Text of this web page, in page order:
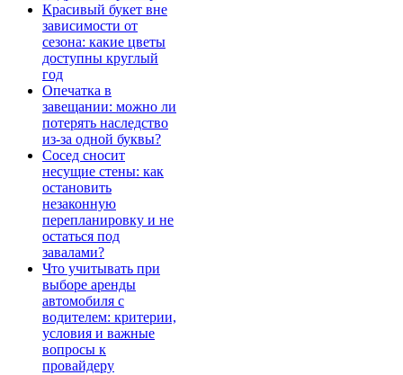
Красивый букет вне
зависимости от
сезона: какие цветы
доступны круглый
год
Опечатка в
завещании: можно ли
потерять наследство
из-за одной буквы?
Сосед сносит
несущие стены: как
остановить
незаконную
перепланировку и не
остаться под
завалами?
Что учитывать при
выборе аренды
автомобиля с
водителем: критерии,
условия и важные
вопросы к
провайдеру